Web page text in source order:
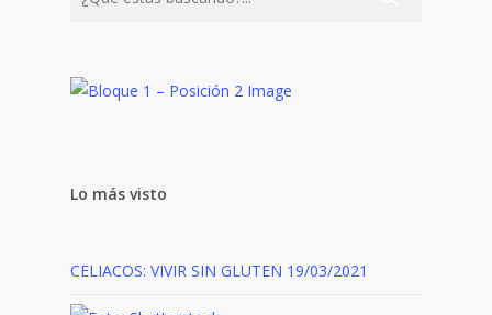
Lo más visto
CELIACOS: VIVIR SIN GLUTEN 19/03/2021